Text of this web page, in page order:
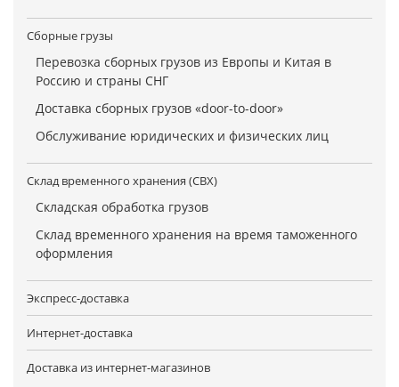
Сборные грузы
Перевозка сборных грузов из Европы и Китая в
Россию и страны СНГ
Доставка сборных грузов «door-to-door»
Обслуживание юридических и физических лиц
Склад временного хранения (СВХ)
Складская обработка грузов
Склад временного хранения на время таможенного
оформления
Экспресс-доставка
Интернет-доставка
Доставка из интернет-магазинов